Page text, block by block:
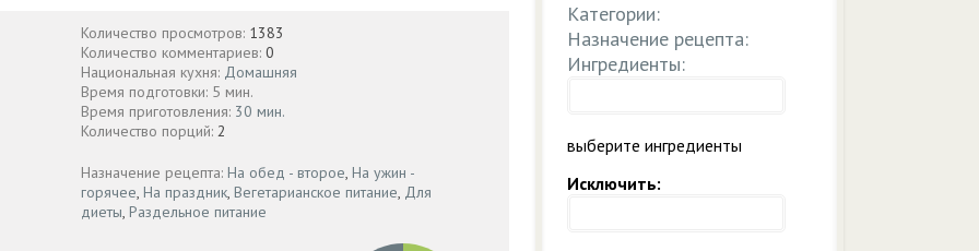
Количество просмотров: 1383
Количество комментариев: 0
Национальная кухня: Домашняя
Время подготовки: 5 мин.
Время приготовления: 30 мин.
Количество порций: 2
Назначение рецепта: На обед - второе, На ужин -
горячее, На праздник, Вегетарианское питание, Для
диеты, Раздельное питание
Категории:
Назначение рецепта:
Ингредиенты:
выберите ингредиенты
Исключить: